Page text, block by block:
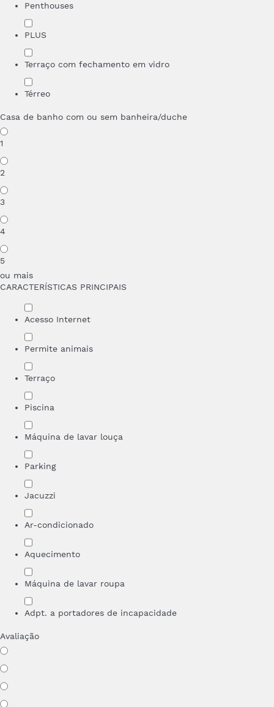
Penthouses
PLUS
Terraço com fechamento em vidro
Térreo
Casa de banho com ou sem banheira/duche
1
2
3
4
5
ou mais
CARACTERÍSTICAS PRINCIPAIS
Acesso Internet
Permite animais
Terraço
Piscina
Máquina de lavar louça
Parking
Jacuzzi
Ar-condicionado
Aquecimento
Máquina de lavar roupa
Adpt. a portadores de incapacidade
Avaliação